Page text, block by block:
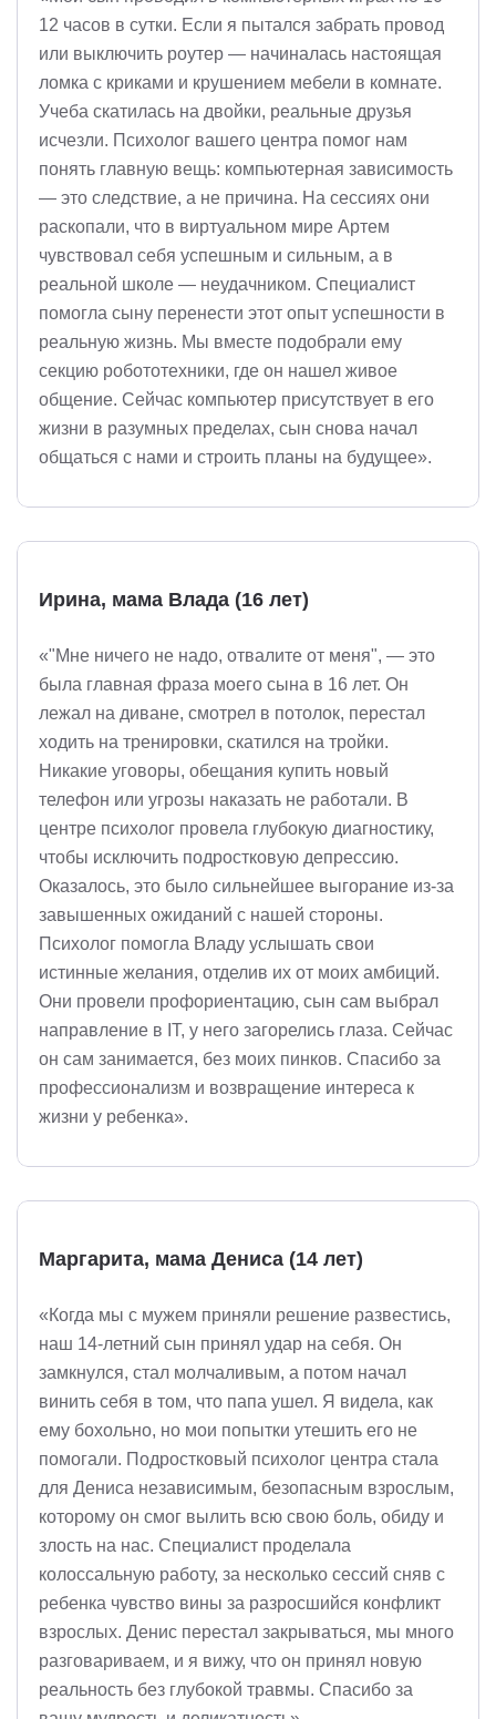
12 часов в сутки. Если я пытался забрать провод
или выключить роутер — начиналась настоящая
ломка с криками и крушением мебели в комнате.
Учеба скатилась на двойки, реальные друзья
исчезли. Психолог вашего центра помог нам
понять главную вещь: компьютерная зависимость
— это следствие, а не причина. На сессиях они
раскопали, что в виртуальном мире Артем
чувствовал себя успешным и сильным, а в
реальной школе — неудачником. Специалист
помогла сыну перенести этот опыт успешности в
реальную жизнь. Мы вместе подобрали ему
секцию робототехники, где он нашел живое
общение. Сейчас компьютер присутствует в его
жизни в разумных пределах, сын снова начал
общаться с нами и строить планы на будущее».
Ирина, мама Влада (16 лет)
«"Мне ничего не надо, отвалите от меня", — это
была главная фраза моего сына в 16 лет. Он
лежал на диване, смотрел в потолок, перестал
ходить на тренировки, скатился на тройки.
Никакие уговоры, обещания купить новый
телефон или угрозы наказать не работали. В
центре психолог провела глубокую диагностику,
чтобы исключить подростковую депрессию.
Оказалось, это было сильнейшее выгорание из-за
завышенных ожиданий с нашей стороны.
Психолог помогла Владу услышать свои
истинные желания, отделив их от моих амбиций.
Они провели профориентацию, сын сам выбрал
направление в IT, у него загорелись глаза. Сейчас
он сам занимается, без моих пинков. Спасибо за
профессионализм и возвращение интереса к
жизни у ребенка».
Маргарита, мама Дениса (14 лет)
«Когда мы с мужем приняли решение развестись,
наш 14-летний сын принял удар на себя. Он
замкнулся, стал молчаливым, а потом начал
винить себя в том, что папа ушел. Я видела, как
ему бохольно, но мои попытки утешить его не
помогали. Подростковый психолог центра стала
для Дениса независимым, безопасным взрослым,
которому он смог вылить всю свою боль, обиду и
злость на нас. Специалист проделала
колоссальную работу, за несколько сессий сняв с
ребенка чувство вины за разросшийся конфликт
взрослых. Денис перестал закрываться, мы много
разговариваем, и я вижу, что он принял новую
реальность без глубокой травмы. Спасибо за